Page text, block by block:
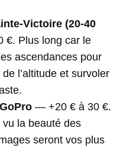
Victoire (20-40
€. Plus long car le
ascendances pour
l’altitude et survoler
— +20 € à 30 €.
la beauté des
seront vos plus